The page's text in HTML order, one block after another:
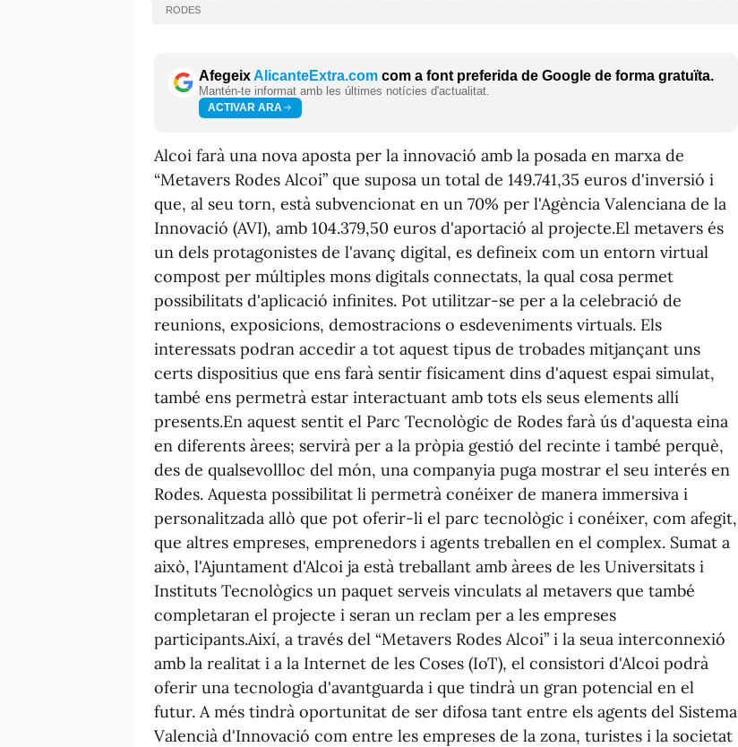
RODES
AfegeixAlicanteExtra.com com a font preferida de Google de forma gratuïta.
Mantén-te informat amb les últimes notícies d'actualitat.
ACTIVAR ARA
Alcoi farà una nova aposta per la innovació amb la posada en marxa de
“Metavers Rodes Alcoi” que suposa un total de 149.741,35 euros d'inversió i
que, al seu torn, està subvencionat en un 70% per l'Agència Valenciana de la
Innovació (AVI), amb 104.379,50 euros d'aportació al projecte.El metavers és
un dels protagonistes de l'avanç digital, es defineix com un entorn virtual
compost per múltiples mons digitals connectats, la qual cosa permet
possibilitats d'aplicació infinites. Pot utilitzar-se per a la celebració de
reunions, exposicions, demostracions o esdeveniments virtuals. Els
interessats podran accedir a tot aquest tipus de trobades mitjançant uns
certs dispositius que ens farà sentir físicament dins d'aquest espai simulat,
també ens permetrà estar interactuant amb tots els seus elements allí
presents.En aquest sentit el Parc Tecnològic de Rodes farà ús d'aquesta eina
en diferents àrees; servirà per a la pròpia gestió del recinte i també perquè,
des de qualsevollloc del món, una companyia puga mostrar el seu interés en
Rodes. Aquesta possibilitat li permetrà conéixer de manera immersiva i
personalitzada allò que pot oferir-li el parc tecnològic i conéixer, com afegit,
que altres empreses, emprenedors i agents treballen en el complex. Sumat a
això, l'Ajuntament d'Alcoi ja està treballant amb àrees de les Universitats i
Instituts Tecnològics un paquet serveis vinculats al metavers que també
completaran el projecte i seran un reclam per a les empreses
participants.Així, a través del “Metavers Rodes Alcoi” i la seua interconnexió
amb la realitat i a la Internet de les Coses (IoT), el consistori d'Alcoi podrà
oferir una tecnologia d'avantguarda i que tindrà un gran potencial en el
futur. A més tindrà oportunitat de ser difosa tant entre els agents del Sistema
Valencià d'Innovació com entre les empreses de la zona, turistes i la societat